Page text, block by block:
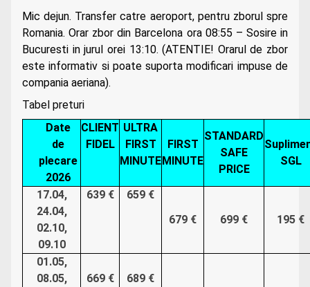
Mic dejun. Transfer catre aeroport, pentru zborul spre
Romania. Orar zbor din Barcelona ora 08:55 – Sosire in
Bucuresti in jurul orei 13:10. (ATENTIE! Orarul de zbor
este informativ si poate suporta modificari impuse de
compania aeriana).
Tabel preturi
Date
de
plecare
2026
CLIENT
FIDEL
ULTRA
FIRST
MINUTE
FIRST
MINUTE
STANDARD
SAFE
PRICE
SGL
17.04,
24.04,
02.10,
09.10
639 €
659 €
679 €
699 € 195 €
01.05,
08.05,
669 €
689 €